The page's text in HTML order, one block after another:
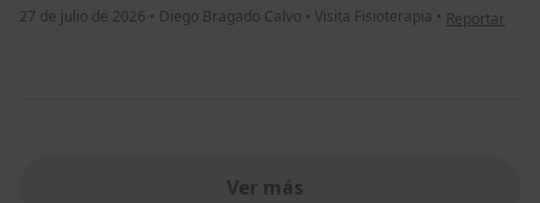
27 de julio de 2026 • Diego Bragado Calvo • Visita Fisioterapia • en opinión
Reportar
Ver más